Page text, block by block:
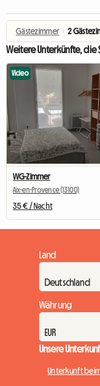
Gästezimmer › 2
Weitere Unterkünfte, die
Video
WG-Zimmer
Aix-en-Provence (13100)
35 € / Nacht
Land
Währung
Unsere
Unterkunft